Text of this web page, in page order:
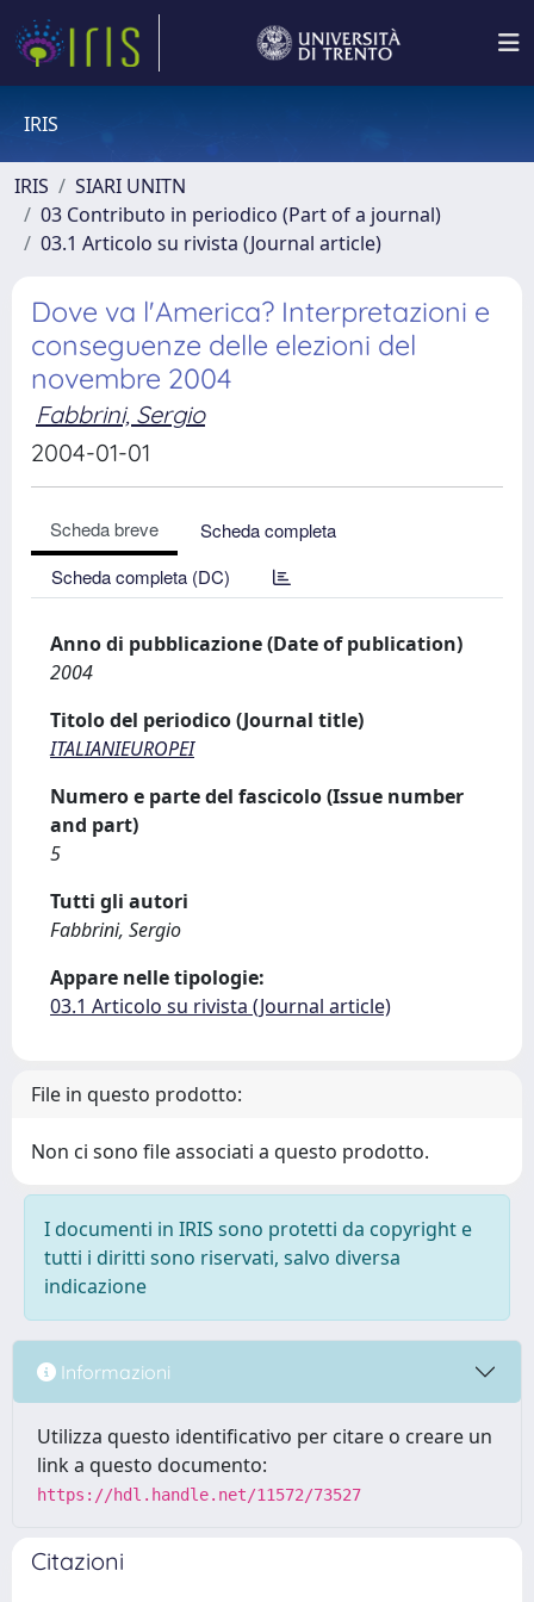
IRIS
IRIS
SIARI UNITN
03 Contributo in periodico (Part of a journal)
03.1 Articolo su rivista (Journal article)
Dove va l'America? Interpretazioni e
conseguenze delle elezioni del
novembre 2004
Fabbrini, Sergio
2004-01-01
Scheda breve
Scheda completa
Scheda completa (DC)
Anno di pubblicazione (Date of publication)
2004
Titolo del periodico (Journal title)
ITALIANIEUROPEI
Numero e parte del fascicolo (Issue number
and part)
5
Tutti gli autori
Fabbrini, Sergio
Appare nelle tipologie:
03.1 Articolo su rivista (Journal article)
File in questo prodotto:
Non ci sono file associati a questo prodotto.
I documenti in IRIS sono protetti da copyright e
tutti i diritti sono riservati, salvo diversa
indicazione
Informazioni
Utilizza questo identificativo per citare o creare un
link a questo documento:
https://hdl.handle.net/11572/73527
Citazioni